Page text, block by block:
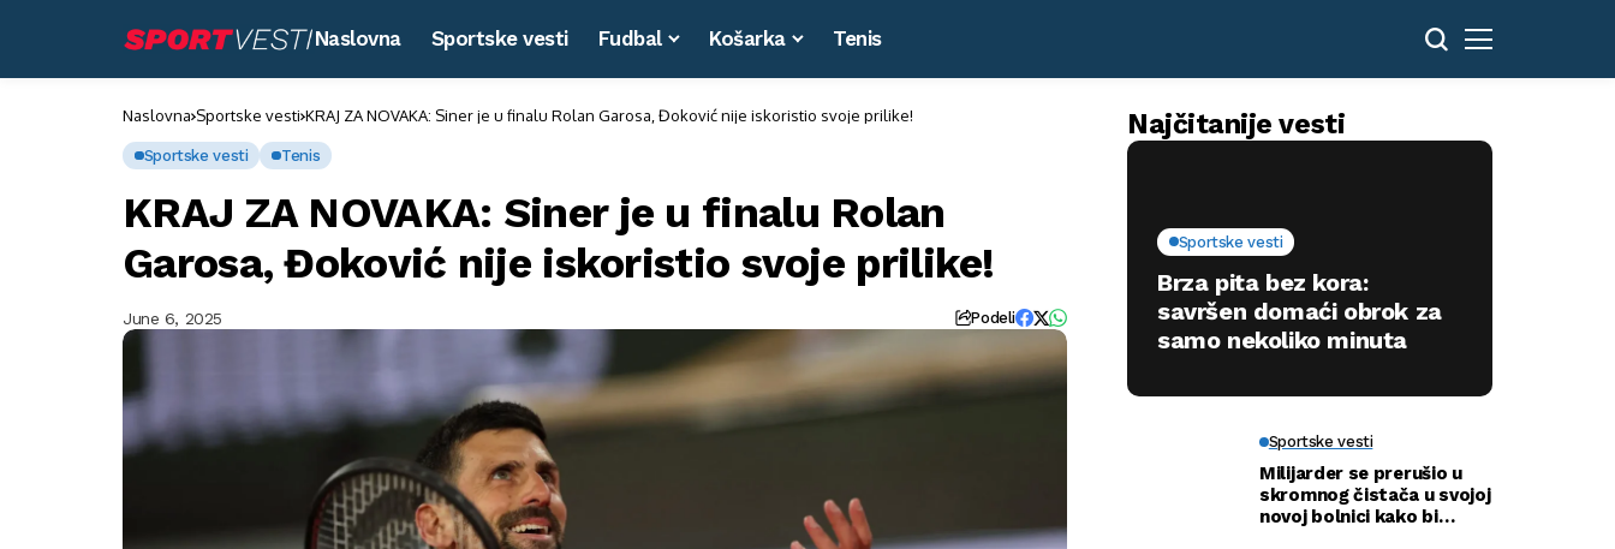
Naslovna Sportske vesti Fudbal Košarka Tenis
Naslovna Sportske vesti KRAJ ZA NOVAKA: Siner je u finalu Rolan Garosa, Đoković nije iskoristio svoje prilike!
Sportske vesti Tenis
KRAJ ZA NOVAKA: Siner je u finalu Rolan
Garosa, Đoković nije iskoristio svoje prilike!
June 6, 2025 Podeli
Najčitanije vesti
Sportske vesti
Brza pita bez kora:
savršen domaći obrok za
samo nekoliko minuta
Sportske vesti
Milijarder se prerušio u
skromnog čistača u svojoj
novoj bolnici kako bi